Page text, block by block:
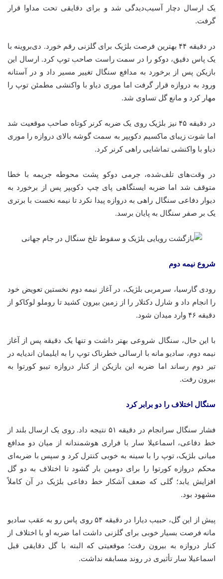
یک ارسال دچار آسیب‌دیدگی شد و برای دقایقی تحت مداوا قرار
گرفت.
در دقیقه ۴۴ بهترین فرصت بلژیک برای گلزنی رقم خورد. دی‌بروینه با
یک پاس دقیق، دوکو را در سمت راست صاحب توپ کرد. ارسال این
بازیکن پس از برخورد به مدافع سنگال تغییر مسیر داد و در آستانه
ورود به دروازه قرار گرفت اما موری دیاو با واکنشی مطمئن توپ را
مهار کرد و مانع گل تساوی شد.
در دقیقه ۴۵ نیز بلژیک روی یک ضربه کرنر کوتاه صاحب موقعیت شد
اما شوت زیبای ماکسیم دکویپر به سمت گوشه بالای دروازه را موری
دیاو با واکنشی تماشایی راهی کرنر کرد.
در وقت‌های تلف‌شده، جرمی دوکو پشت محوطه جریمه با خطا
متوقف شد اما ضربه ایستگاهی پای چپ دکویپر پس از برخورد به
دیوار دفاعی سنگال راهی به دروازه پیدا نکرد تا نیمه نخست با برتری
یک بر صفر سنگال به پایان برسد.
شروع نیمه دوم
رودی گارسیا، سرمربی بلژیک، در آغاز نیمه دوم نخستین تعویض خود
را انجام داد و شارل دکتلار را از زمین بیرون کشید تا روملو لوکاکو از
دقیقه ۴۶ وارد میدان شود.
با این حال، سنگال شروعی بهتر داشت و تنها یک دقیقه پس از آغاز
نیمه دوم، سادیو مانه با ارسالی خطرناک توپ را به ایلیمان اندیایه در
تیر دوم رساند اما ضربه این بازیکن از کنار دروازه تیبو کورتوا به
بیرون رفت.
سنگال اختلاف را دو برابر کرد
فشار سنگال سرانجام در دقیقه ۵۱ نتیجه داد. روی یک ارسال بلند از
خط دفاعی، اسماعیلا سار با فراری هوشمندانه از میان دو مدافع
میانی بلژیک، توپ را با سینه به خوبی کنترل کرد و سپس با ضربه‌ای
محکم دروازه کورتوا را برای دومین بار گشود تا اختلاف به دو گل
افزایش یابد؛ گلی که ضعف آشکار خط دفاعی بلژیک در آن کاملاً
مشهود بود.
پیش از این گل، حبیب دیارا در دقیقه ۵۴ روی پاس رو به عقب سادیو
مانه فرصت بسیار خوبی برای گلزنی داشت اما ضربه او با اختلاف از
کنار دروازه به بیرون رفت؛ موقعیتی که البته با گل دقایقی قبل
اسماعیلا سار تأثیری در روند مسابقه نداشت.